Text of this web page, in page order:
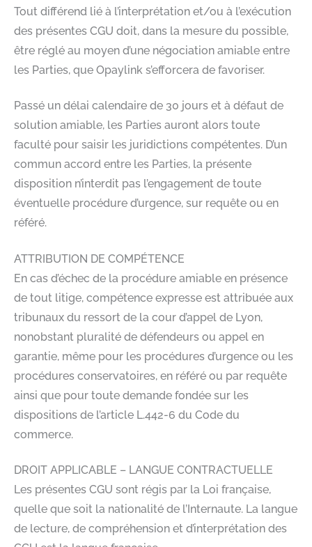
Tout différend lié à l’interprétation et/ou à l’exécution
des présentes CGU doit, dans la mesure du possible,
être réglé au moyen d’une négociation amiable entre
les Parties, que Opaylink s’efforcera de favoriser.
Passé un délai calendaire de 30 jours et à défaut de
solution amiable, les Parties auront alors toute
faculté pour saisir les juridictions compétentes. D’un
commun accord entre les Parties, la présente
disposition n’interdit pas l’engagement de toute
éventuelle procédure d’urgence, sur requête ou en
référé.
ATTRIBUTION DE COMPÉTENCE
En cas d’échec de la procédure amiable en présence
de tout litige, compétence expresse est attribuée aux
tribunaux du ressort de la cour d’appel de Lyon,
nonobstant pluralité de défendeurs ou appel en
garantie, même pour les procédures d’urgence ou les
procédures conservatoires, en référé ou par requête
ainsi que pour toute demande fondée sur les
dispositions de l’article L.442-6 du Code du
commerce.
DROIT APPLICABLE – LANGUE CONTRACTUELLE
Les présentes CGU sont régis par la Loi française,
quelle que soit la nationalité de l’Internaute. La langue
de lecture, de compréhension et d’interprétation des